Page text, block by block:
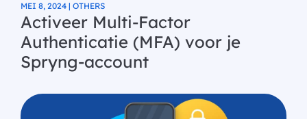
MEI 8, 2024 | OTHERS
Activeer Multi-Factor
Authenticatie (MFA) voor je
Spryng-account